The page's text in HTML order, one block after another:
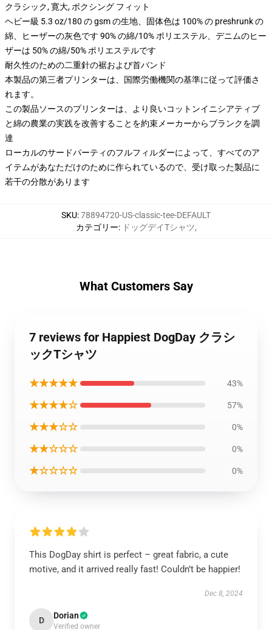
クラシック, 寛大, ボクシング フィット
ヘビー級 5.3 oz/180 の gsm の生地、固体色は 100% の preshrunk の
綿、ヒーザーの灰色です 90% の綿/10% ポリエステル、デニムのヒー
ザーは 50% の綿/50% ポリエステルです
耐久性のための二重針の裾および首バンド
本製品の第三者プリンターは、国際労働機関の基準に従って評価さ
れます。
この製品ソースのプリンターは、より良いコットンイニシアティブ
と綿の農業の実践を改善することを約束メーカーからブランクを調
達
ローカルのサードパーティのフルフィルダーによって、すべてのア
イテムがあなただけのために作られているので、受け取った製品に
若干の分散があります
SKU:78894720-US-classic-tee-DEFAULT
カテゴリー: ドッグデイTシャツ,
What Customers Say
7 reviews for Happiest DogDay クラシ
ックTシャツ
★★★★★ 43%
★★★★☆ 57%
★★★☆☆ 0%
★★☆☆☆ 0%
★☆☆☆☆ 0%
This DogDay shirt is perfect – great fabric, a cute
motive, and it arrived really fast! Couldn’t be happier!
Dec 8, 2024
D Dorian
Verified owner